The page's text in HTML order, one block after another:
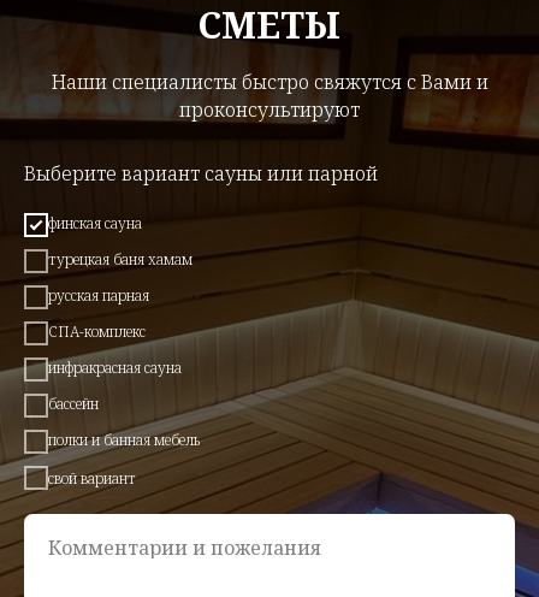
СМЕТЫ
Наши специалисты быстро свяжутся с Вами и
проконсультируют
Выберите вариант сауны или парной
финская сауна
турецкая баня хамам
русская парная
СПА-комплекс
инфракрасная сауна
бассейн
полки и банная мебель
свой вариант
Комментарии и пожелания